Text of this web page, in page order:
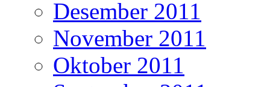
Desember 2011
November 2011
Oktober 2011